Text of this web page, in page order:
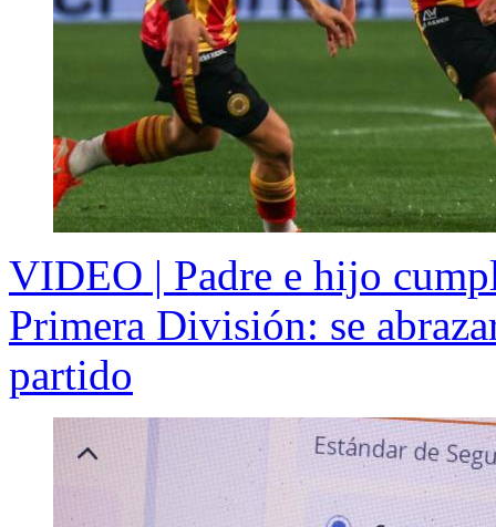
VIDEO | Padre e hijo
Primera División: se
partido